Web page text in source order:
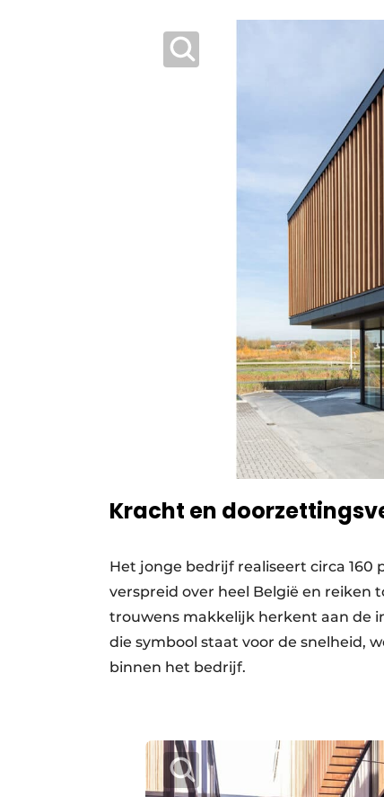
Kracht en
Het jonge bedrijf realiseert circa 160
verspreid over heel België en reiken
trouwens makkelijk herkent aan de
die symbool staat voor de snelheid,
binnen het bedrijf.